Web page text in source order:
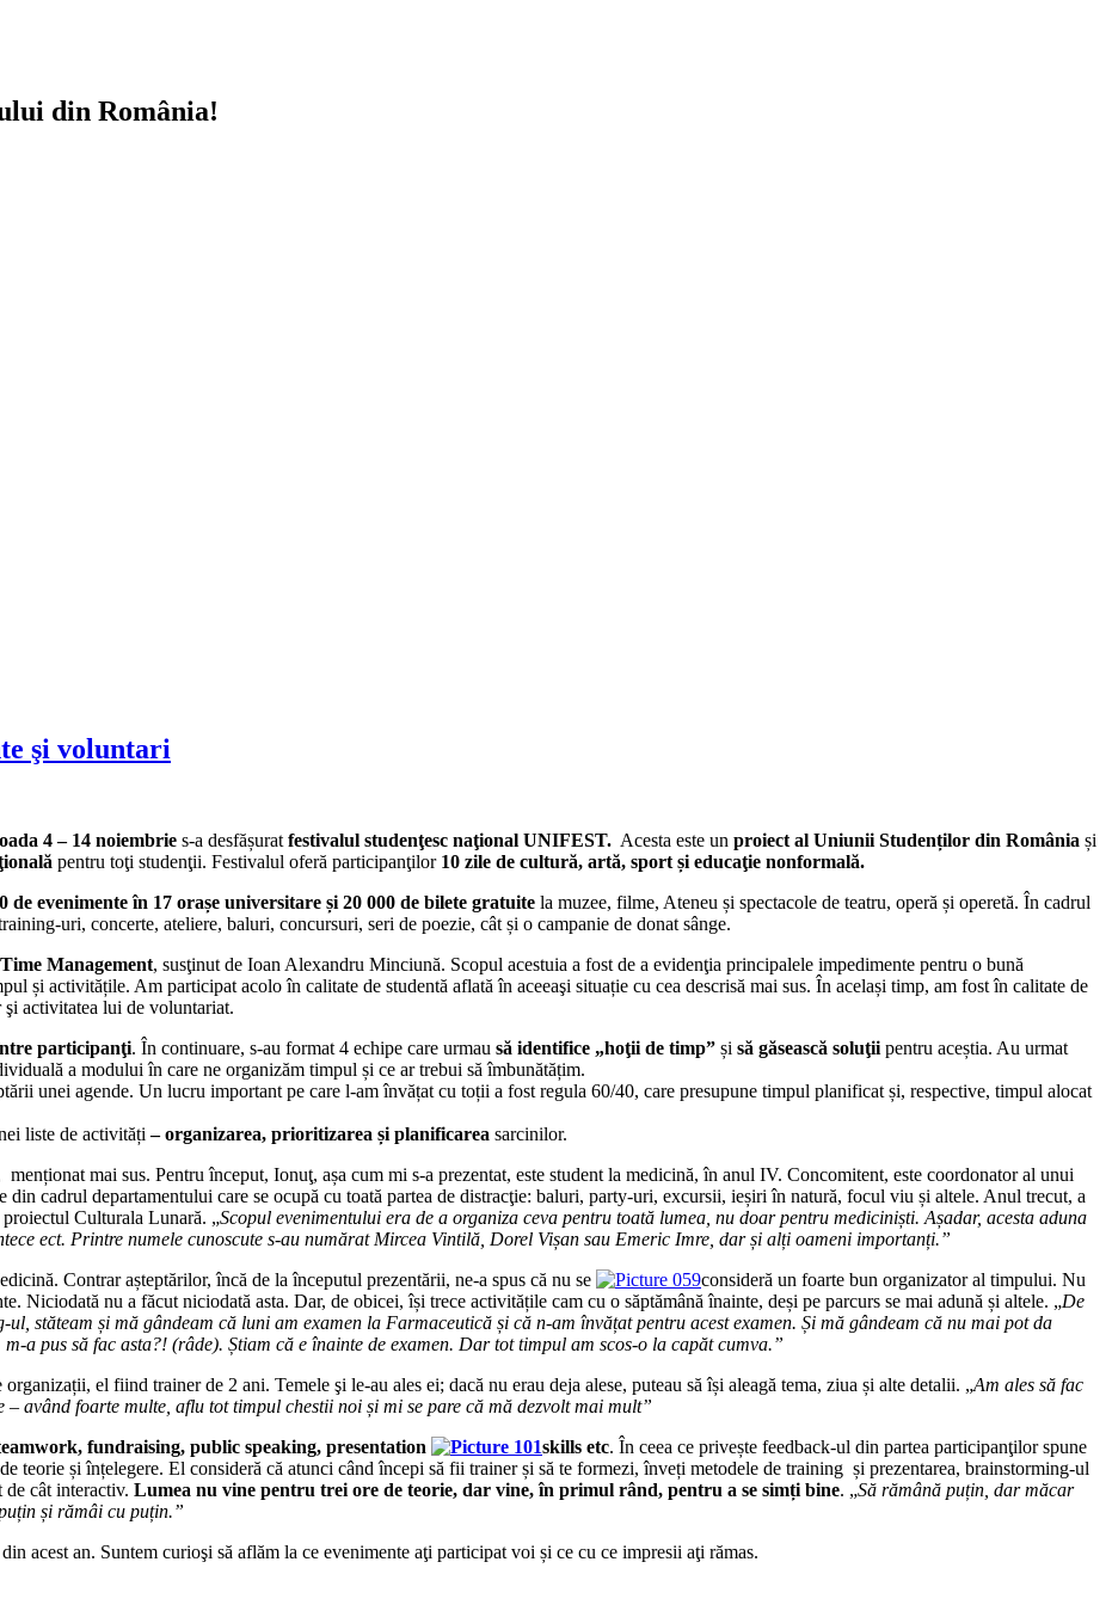
din România!
şi voluntari
4 – 14 noiembrie s-a desfășurat festivalul studenţesc naţional UNIFEST. Acesta este un proiect al Uniunii Studenților din România și
pentru toţi studenţii. Festivalul oferă participanţilor 10 zile de cultură, artă, sport și educaţie nonformală.
de evenimente în 17 orașe universitare și 20 000 de bilete gratuite la muzee, filme, Ateneu și spectacole de teatru, operă și operetă. În cadrul
uri, concerte, ateliere, baluri, concursuri, seri de poezie, cât și o campanie de donat sânge.
Time Management, susţinut de Ioan Alexandru Minciună. Scopul acestuia a fost de a evidenţia principalele impedimente pentru o bună
și activitățile. Am participat acolo în calitate de studentă aflată în aceeaşi situație cu cea descrisă mai sus. În același timp, am fost în calitate de
activitatea lui de voluntariat.
participanţi. În continuare, s-au format 4 echipe care urmau să identifice „hoţii de timp” și să găsească soluţii pentru aceștia. Au urmat
a modului în care ne organizăm timpul și ce ar trebui să îmbunătățim.
unei agende. Un lucru important pe care l-am învățat cu toții a fost regula 60/40, care presupune timpul planificat și, respective, timpul alocat
liste de activități– organizarea, prioritizarea și planificarea sarcinilor.
mai sus. Pentru început, Ionuţ, așa cum mi s-a prezentat, este student la medicină, în anul IV. Concomitent, este coordonator al unui
cadrul departamentului care se ocupă cu toată partea de distracţie: baluri, party-uri, excursii, ieșiri în natură, focul viu și altele. Anul trecut, a
Culturala Lunară. „Scopul evenimentului era de a organiza ceva pentru toată lumea, nu doar pentru mediciniști. Așadar, acesta aduna
ect. Printre numele cunoscute s-au numărat Mircea Vintilă, Dorel Vișan sau Emeric Imre, dar și alți oameni importanți.”
Contrar așteptărilor, încă de la începutul prezentării, ne-a spus că nu se
consideră un foarte bun organizator al timpului. Nu
Niciodată nu a făcut niciodată asta. Dar, de obicei, își trece activitățile cam cu o săptămână înainte, deși pe parcurs se mai adună și altele. „De
stăteam și mă gândeam că luni am examen la Farmaceutică și că n-am învățat pentru acest examen. Și mă gândeam că nu mai pot da
a pus să fac asta?! (râde). Știam că e înainte de examen. Dar tot timpul am scos-o la capăt cumva.”
el fiind trainer de 2 ani. Temele şi le-au ales ei; dacă nu erau deja alese, puteau să își aleagă tema, ziua și alte detalii. „Am ales să fac
având foarte multe, aflu tot timpul chestii noi și mi se pare că mă dezvolt mai mult”
fundraising, public speaking, presentation
skills etc. În ceea ce privește feedback-ul din partea participanţilor spune
teorie și înțelegere. El consideră că atunci când începi să fii trainer și să te formezi, înveți metodele de training și prezentarea, brainstorming-ul
cât interactiv. Lumea nu vine pentru trei ore de teorie, dar vine, în primul rând, pentru a se simți bine. „Să rămână puțin, dar măcar
și rămâi cu puțin.”
acest an. Suntem curioşi să aflăm la ce evenimente aţi participat voi și ce cu ce impresii aţi rămas.